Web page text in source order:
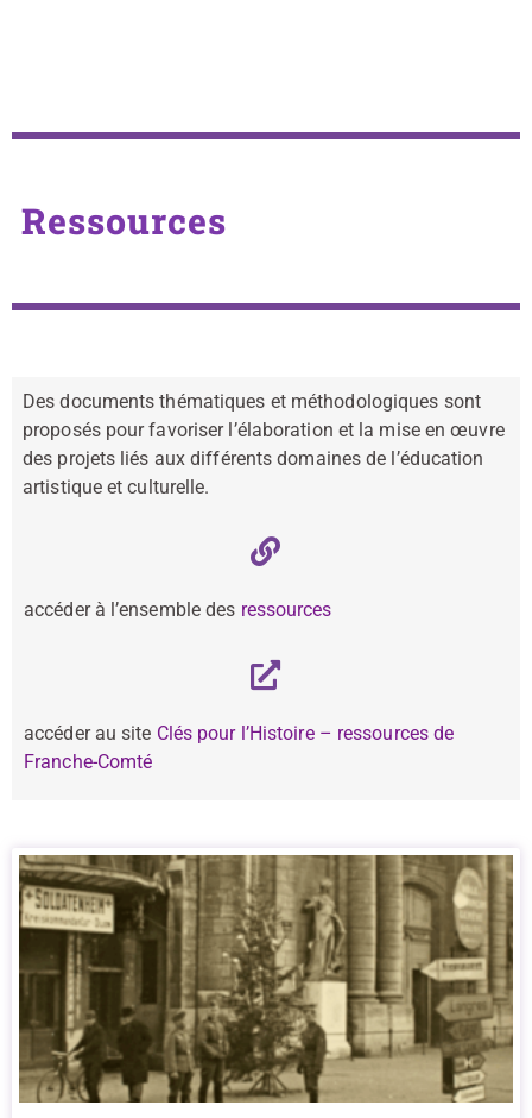
Ressources
Des documents thématiques et méthodologiques sont
proposés pour favoriser l’élaboration et la mise en œuvre
des projets liés aux différents domaines de l’éducation
artistique et culturelle.
accéder à l’ensemble des ressources
accéder au site Clés pour l’Histoire – ressources de
Franche-Comté